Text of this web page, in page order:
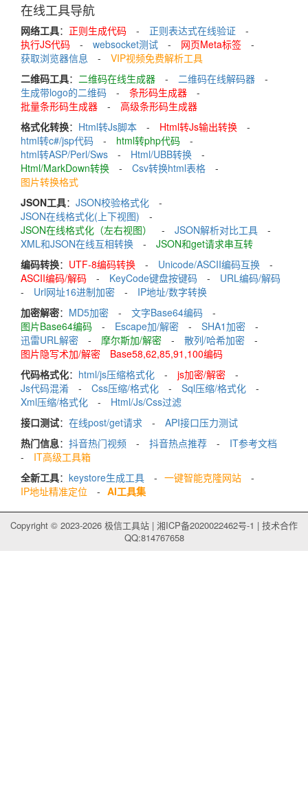
在线工具导航
网络工具： 正则生成代码 - 正则表达式在线验证
-
执行JS代码
- websocket测试 - 网页Meta标签
-
获取浏览器信息
-
VIP视频免费解析工具
二维码工具： 二维码在线生成器 - 二维码在线解码器
-
生成带logo的二维码
- 条形码生成器
-
批量条形码生成器
-
高级条形码生成器
格式化转换： Html转Js脚本 - Html转Js输出转换
-
html转c#/jsp代码
- html转php代码
-
html转ASP/Perl/Sws
- Html/UBB转换
-
Html/MarkDown转换
- Csv转换html表格
-
图片转换格式
JSON工具： JSON校验格式化
-
JSON在线格式化(上下视图)
-
JSON在线格式化（左右视图）
- JSON解析对比工具
-
XML和JSON在线互相转换
-
JSON和get请求串互转
编码转换： UTF-8编码转换 - Unicode/ASCII编码互换
-
ASCII编码/解码
- KeyCode键盘按键码 -
URL编码/解码
-
Url网址16进制加密 -
IP地址/数字转换
加密解密： MD5加密 - 文字Base64编码
-
图片Base64编码
- Escape加/解密 - SHA1加密
-
迅雷URL解密
- 摩尔斯加/解密 - 散列/哈希加密
-
图片隐写术加/解密
Base58,62,85,91,100编码
代码格式化： html/js压缩格式化 - js加密/解密
-
Js代码混淆
- Css压缩/格式化 - Sql压缩/格式化
-
Xml压缩/格式化
-
Html/Js/Css过滤
接口测试： 在线post/get请求 -
API接口压力测试
热门信息： 抖音热门视频 - 抖音热点推荐 -
IT参考文档
-
IT高级工具箱
全新工具： keystore生成工具 - 一键智能克隆网站
-
IP地址精准定位
- AI工具集
Copyright © 2023-2026 极信工具站 | 湘ICP备2020022462号-1 | 技术合作
QQ:814767658